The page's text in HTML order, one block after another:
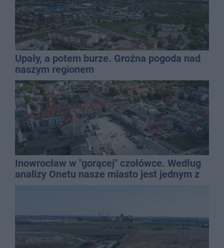
Upały, a potem burze. Groźna pogoda nad
naszym regionem
Inowrocław w "gorącej" czołówce. Według
analizy Onetu nasze miasto jest jednym z